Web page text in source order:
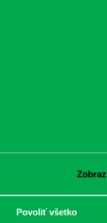
Povoliť všetko